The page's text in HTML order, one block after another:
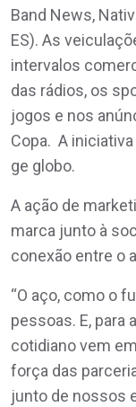
Band News,
ES). As
intervalos
das rádios, os
jogos e nos
Copa. A
ge globo.
A ação de
marca junto à
conexão entre o
“O aço, como o
pessoas. E, para
cotidiano vem
força das
junto de nossos